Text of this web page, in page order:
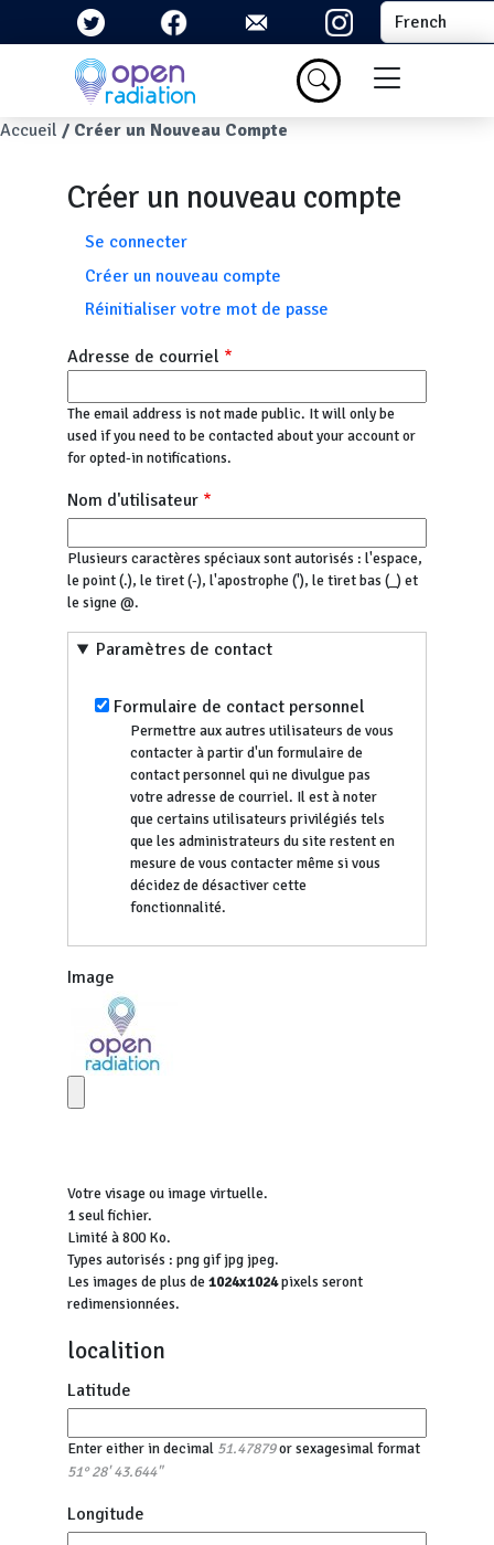
Aller au contenu principal Select your
Menu du
Fil d'Ariane
Accueil Créer un Nouveau Compte
Créer un nouveau compte
Onglets principaux
Se connecter
Créer un nouveau compte
Réinitialiser votre mot de passe
Adresse de courriel
The email address is not made public. It will only be
used if you need to be contacted about your account or
for opted-in notifications.
Nom d'utilisateur
Plusieurs caractères spéciaux sont autorisés : l'espace,
le point (.), le tiret (-), l'apostrophe ('), le tiret bas (_) et
le signe @.
Paramètres de contact
Formulaire de contact personnel
Permettre aux autres utilisateurs de vous
contacter à partir d'un formulaire de
contact personnel qui ne divulgue pas
votre adresse de courriel. Il est à noter
que certains utilisateurs privilégiés tels
que les administrateurs du site restent en
mesure de vous contacter même si vous
décidez de désactiver cette
fonctionnalité.
Image
Votre visage ou image virtuelle.
1 seul fichier.
Limité à 800 Ko.
Types autorisés : png gif jpg jpeg.
Les images de plus de 1024x1024pixels seront
redimensionnées.
localition
Latitude
Enter either in decimal 51.47879or sexagesimal format
51° 28' 43.644"
Longitude